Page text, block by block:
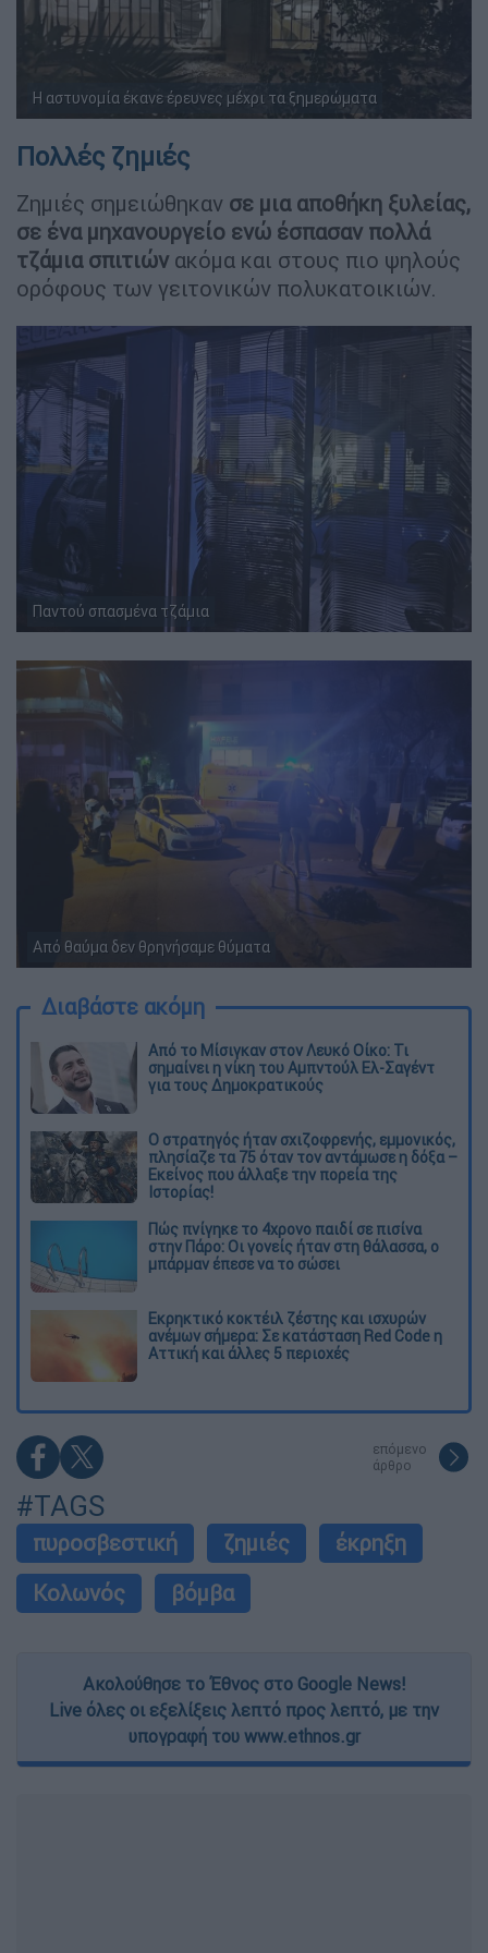
Η αστυνομία έκανε έρευνες μέχρι τα ξημερώματα
Πολλές ζημιές
Ζημιές σημειώθηκαν σε μια αποθήκη ξυλείας,
σε ένα μηχανουργείο ενώ έσπασαν πολλά
τζάμια σπιτιών ακόμα και στους πιο ψηλούς
ορόφους των γειτονικών πολυκατοικιών.
Παντού σπασμένα τζάμια
Από θαύμα δεν θρηνήσαμε θύματα
Διαβάστε ακόμη
Από το Μίσιγκαν στον Λευκό Οίκο: Τι
σημαίνει η νίκη του Αμπντούλ Ελ-Σαγέντ
για τους Δημοκρατικούς
O στρατηγός ήταν σχιζοφρενής, εμμονικός,
πλησίαζε τα 75 όταν τον αντάμωσε η δόξα –
Εκείνος που άλλαξε την πορεία της
Ιστορίας!
Πώς πνίγηκε το 4χρονο παιδί σε πισίνα
στην Πάρο: Οι γονείς ήταν στη θάλασσα, ο
μπάρμαν έπεσε να το σώσει
Εκρηκτικό κοκτέιλ ζέστης και ισχυρών
ανέμων σήμερα: Σε κατάσταση Red Code η
Αττική και άλλες 5 περιοχές
επόμενο
άρθρο
#TAGS
πυροσβεστική ζημιές
έκρηξη
Κολωνός
βόμβα
Ακολούθησε το Έθνος στο Google News!
Live όλες οι εξελίξεις λεπτό προς λεπτό, με την
υπογραφή του www.ethnos.gr